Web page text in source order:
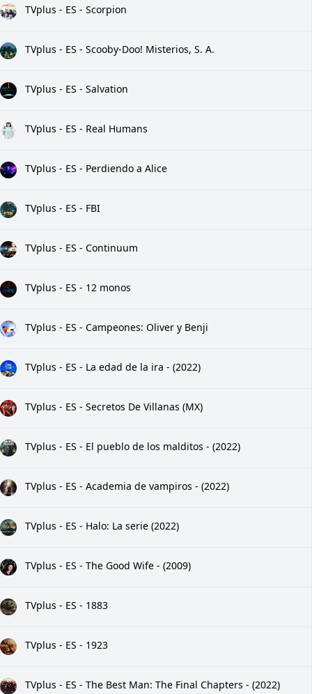
TVplus - ES - Scorpion
TVplus - ES - Scooby-Doo! Misterios, S. A.
TVplus - ES - Salvation
TVplus - ES - Real Humans
TVplus - ES - Perdiendo a Alice
TVplus - ES - FBI
TVplus - ES - Continuum
TVplus - ES - 12 monos
TVplus - ES - Campeones: Oliver y Benji
TVplus - ES - La edad de la ira - (2022)
TVplus - ES - Secretos De Villanas (MX)
TVplus - ES - El pueblo de los malditos - (2022)
TVplus - ES - Academia de vampiros - (2022)
TVplus - ES - Halo: La serie (2022)
TVplus - ES - The Good Wife - (2009)
TVplus - ES - 1883
TVplus - ES - 1923
TVplus - ES - The Best Man: The Final Chapters - (2022)